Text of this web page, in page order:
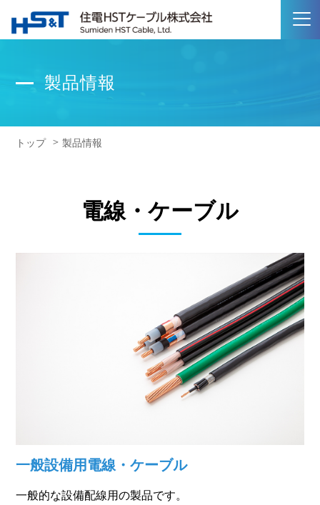
製品情報
トップ 製品情報
電線・ケーブル
一般設備用電線・ケーブル
一般的な設備配線用の製品です。